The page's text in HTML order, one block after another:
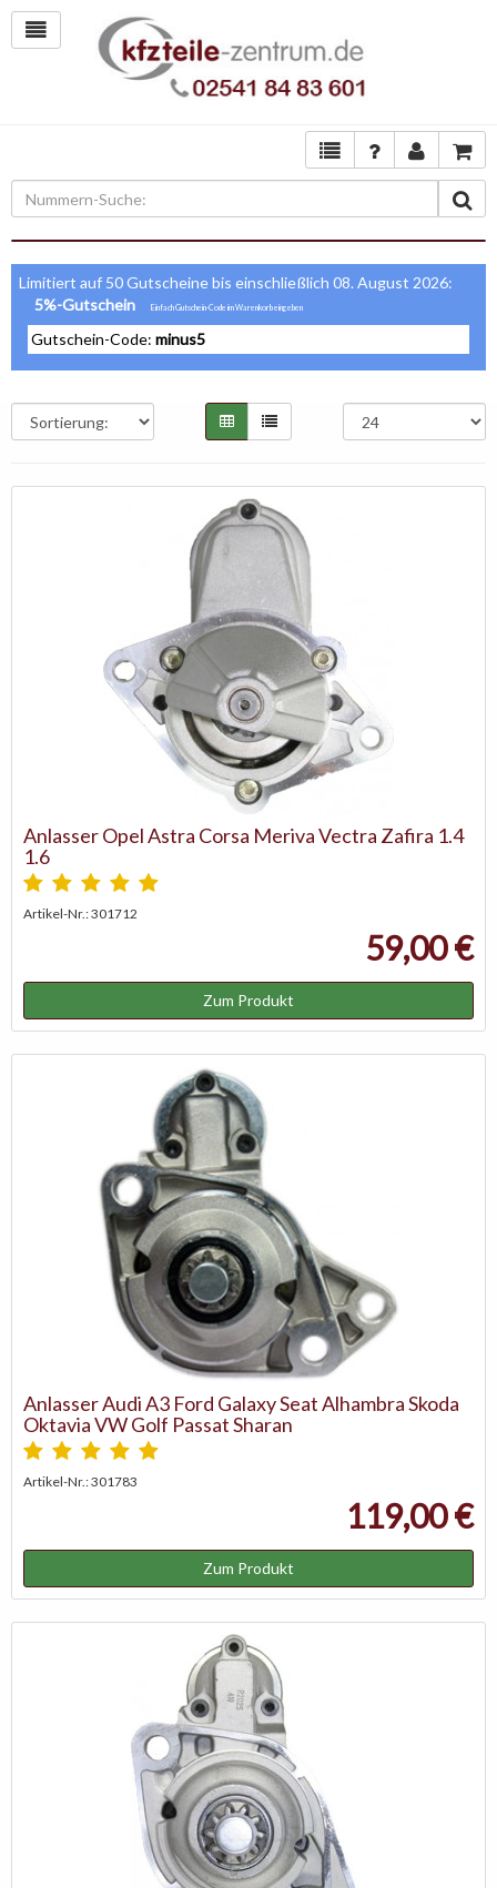
Limitiert auf 50 Gutscheine bis einschließlich 08. August 2026:
5%-Gutschein
Gutschein-Code: minus5
Anlasser Opel Astra Corsa Meriva Vectra Zafira 1.4
1.6
Artikel-Nr.: 301712
59,00 €
Zum Produkt
Anlasser Audi A3 Ford Galaxy Seat Alhambra Skoda
Oktavia VW Golf Passat Sharan
Artikel-Nr.: 301783
119,00 €
Zum Produkt